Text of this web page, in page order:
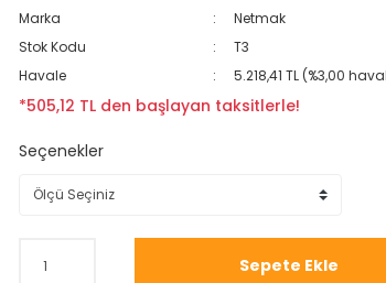
Marka
Netmak
Stok Kodu
T3
Havale
5.218,41 TL (%3,00
*505,12 TL den başlayan taksitlerle!
Seçenekler
Sepete Ekle